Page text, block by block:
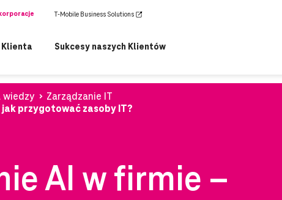
T-Mobile Business Solutions
Klienta Sukcesy naszych Klientów
wiedzy
Zarządzanie IT
przygotować zasoby IT?
AI w firmie –